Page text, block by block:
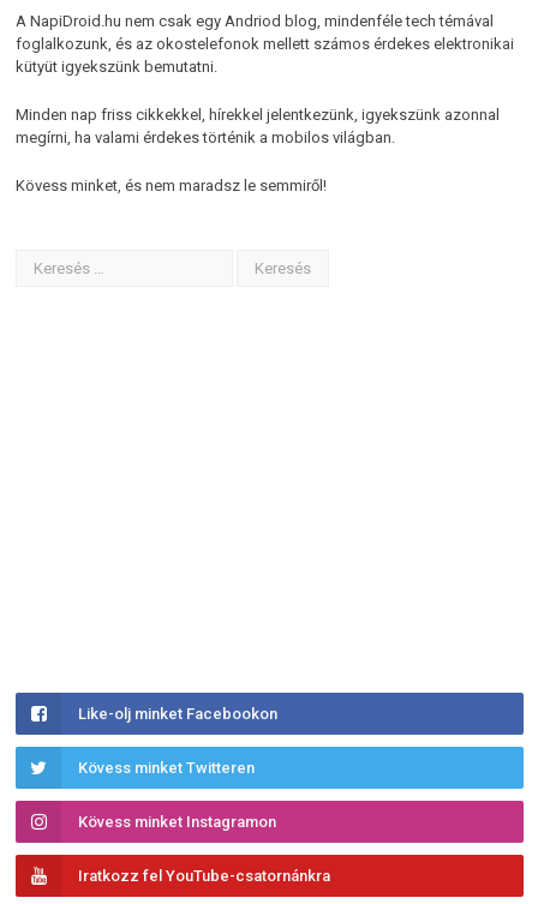
A NapiDroid.hu nem csak egy Andriod blog, mindenféle tech témával
foglalkozunk, és az okostelefonok mellett számos érdekes elektronikai
kütyüt igyekszünk bemutatni.
Minden nap friss cikkekkel, hírekkel jelentkezünk, igyekszünk azonnal
megírni, ha valami érdekes történik a mobilos világban.
Kövess minket, és nem maradsz le semmiről!
Like-olj minket Facebookon
Kövess minket Twitteren
Kövess minket Instagramon
Iratkozz fel YouTube-csatornánkra